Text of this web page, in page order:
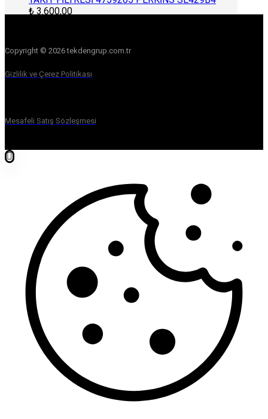
₺ 3.600,00
Copyright © 2026 tekdengrup.com.tr
Gizlilik ve Çerez Politikası
Mesafeli Satış Sözleşmesi